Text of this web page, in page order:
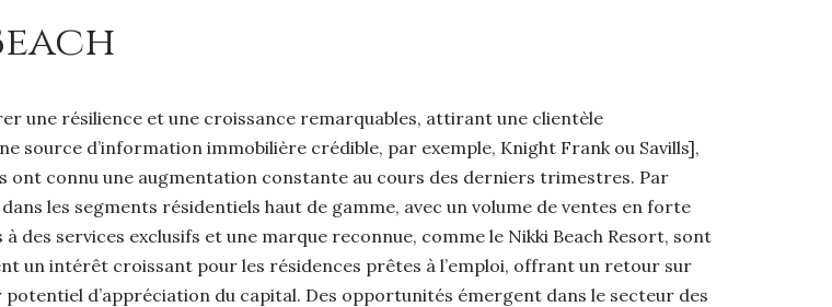
une résilience et une croissance remarquables, attirant une clientèle
source d’information immobilière crédible, par exemple, Knight Frank ou Savills],
ont connu une augmentation constante au cours des derniers trimestres. Par
les segments résidentiels haut de gamme, avec un volume de ventes en forte
services exclusifs et une marque reconnue, comme le Nikki Beach Resort, sont
un intérêt croissant pour les résidences prêtes à l’emploi, offrant un retour sur
d’appréciation du capital. Des opportunités émergent dans le secteur des